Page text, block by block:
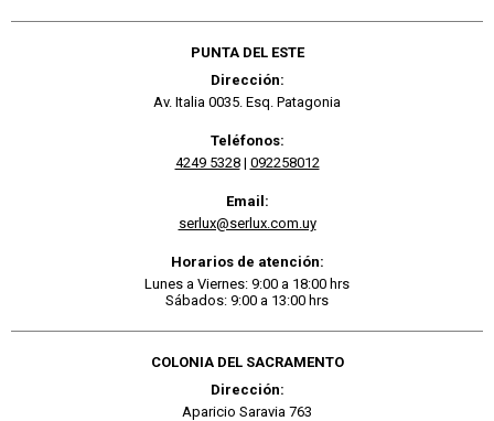
PUNTA DEL ESTE
Dirección:
Av. Italia 0035. Esq. Patagonia
Teléfonos:
4249 5328| 092258012
Email:
serlux@serlux.com.uy
Horarios de atención:
Lunes a Viernes: 9:00 a 18:00 hrs
Sábados: 9:00 a 13:00 hrs
COLONIA DEL SACRAMENTO
Dirección:
Aparicio Saravia 763